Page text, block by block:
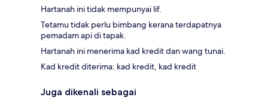
Hartanah ini tidak mempunyai lif.
Tetamu tidak perlu bimbang kerana terdapatnya
pemadam api di tapak.
Hartanah ini menerima kad kredit dan wang tunai.
Kad kredit diterima: kad kredit, kad kredit
Juga dikenali sebagai